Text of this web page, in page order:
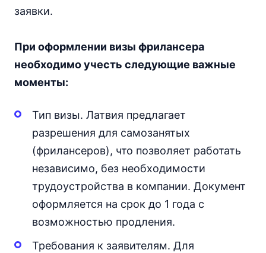
заявки.
При оформлении визы фрилансера
необходимо учесть следующие важные
моменты:
Тип визы. Латвия предлагает
разрешения для самозанятых
(фрилансеров), что позволяет работать
независимо, без необходимости
трудоустройства в компании. Документ
оформляется на срок до 1 года с
возможностью продления.
Требования к заявителям. Для